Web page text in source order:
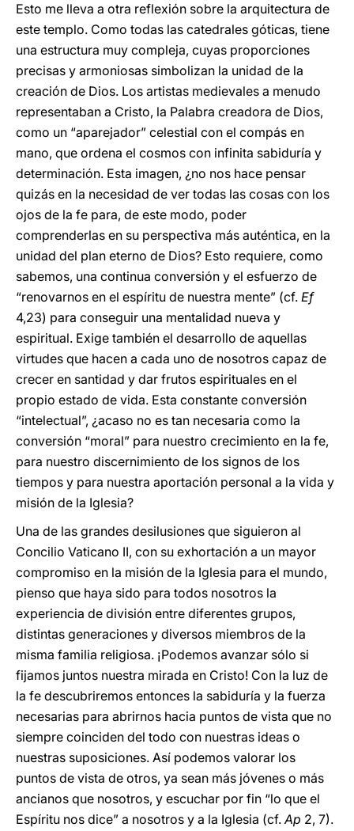
Esto me lleva a otra reflexión sobre la arquitectura de
este templo. Como todas las catedrales góticas, tiene
una estructura muy compleja, cuyas proporciones
precisas y armoniosas simbolizan la unidad de la
creación de Dios. Los artistas medievales a menudo
representaban a Cristo, la Palabra creadora de Dios,
como un “aparejador” celestial con el compás en
mano, que ordena el cosmos con infinita sabiduría y
determinación. Esta imagen, ¿no nos hace pensar
quizás en la necesidad de ver todas las cosas con los
ojos de la fe para, de este modo, poder
comprenderlas en su perspectiva más auténtica, en la
unidad del plan eterno de Dios? Esto requiere, como
sabemos, una continua conversión y el esfuerzo de
“renovarnos en el espíritu de nuestra mente” (cf. Ef
4,23) para conseguir una mentalidad nueva y
espiritual. Exige también el desarrollo de aquellas
virtudes que hacen a cada uno de nosotros capaz de
crecer en santidad y dar frutos espirituales en el
propio estado de vida. Esta constante conversión
“intelectual”, ¿acaso no es tan necesaria como la
conversión “moral” para nuestro crecimiento en la fe,
para nuestro discernimiento de los signos de los
tiempos y para nuestra aportación personal a la vida y
misión de la Iglesia?
Una de las grandes desilusiones que siguieron al
Concilio Vaticano II, con su exhortación a un mayor
compromiso en la misión de la Iglesia para el mundo,
pienso que haya sido para todos nosotros la
experiencia de división entre diferentes grupos,
distintas generaciones y diversos miembros de la
misma familia religiosa. ¡Podemos avanzar sólo si
fijamos juntos nuestra mirada en Cristo! Con la luz de
la fe descubriremos entonces la sabiduría y la fuerza
necesarias para abrirnos hacia puntos de vista que no
siempre coinciden del todo con nuestras ideas o
nuestras suposiciones. Así podemos valorar los
puntos de vista de otros, ya sean más jóvenes o más
ancianos que nosotros, y escuchar por fin “lo que el
Espíritu nos dice” a nosotros y a la Iglesia (cf.Ap 2, 7).